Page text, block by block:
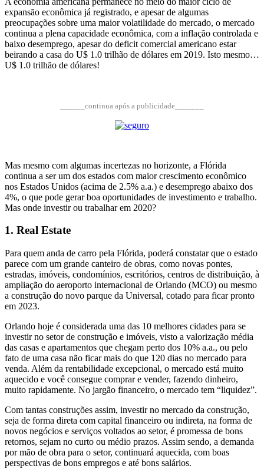
expansão econômica já registrado, e apesar de algumas
preocupações sobre uma maior volatilidade do mercado, o mercado
continua a plena capacidade econômica, com a inflação controlada e
baixo desemprego, apesar do deficit comercial americano estar
beirando a casa do U$ 1.0 trilhão de dólares em 2019. Isto mesmo…
U$ 1.0 trilhão de dólares!
______continua após a publicidade_______
Mas mesmo com algumas incertezas no horizonte, a Flórida
continua a ser um dos estados com maior crescimento econômico
nos Estados Unidos (acima de 2.5% a.a.) e desemprego abaixo dos
4%, o que pode gerar boa oportunidades de investimento e trabalho.
Mas onde investir ou trabalhar em 2020?
1. Real Estate
Para quem anda de carro pela Flórida, poderá constatar que o estado
parece com um grande canteiro de obras, como novas pontes,
estradas, imóveis, condomínios, escritórios, centros de distribuição, à
ampliação do aeroporto internacional de Orlando (MCO) ou mesmo
a construção do novo parque da Universal, cotado para ficar pronto
em 2023.
Orlando hoje é considerada uma das 10 melhores cidades para se
investir no setor de construção e imóveis, visto a valorização média
das casas e apartamentos que chegam perto dos 10% a.a., ou pelo
fato de uma casa não ficar mais do que 120 dias no mercado para
venda. Além da rentabilidade excepcional, o mercado está muito
aquecido e você consegue comprar e vender, fazendo dinheiro,
muito rapidamente. No jargão financeiro, o mercado tem “liquidez”.
Com tantas construções assim, investir no mercado da construção,
seja de forma direta com capital financeiro ou indireta, na forma de
novos negócios e serviços voltados ao setor, é promessa de bons
retornos, sejam no curto ou médio prazos. Assim sendo, a demanda
por mão de obra para o setor, continuará aquecida, com boas
perspectivas de bons empregos e até bons salários.